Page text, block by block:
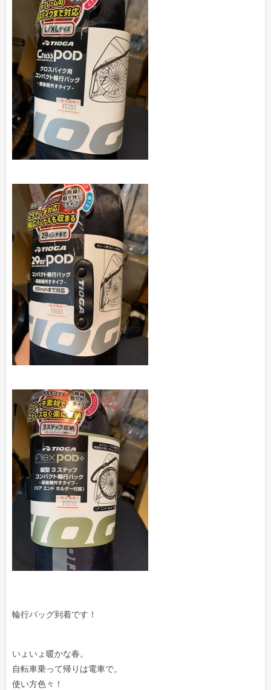
輪行バッグ到着です！
いょいょ暖かな春。
自転車乗って帰りは電車で。
使い方色々！